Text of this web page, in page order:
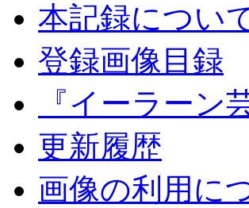
本記録につい
登録画像目録
『イーラーン
更新履歴
画像の利用に